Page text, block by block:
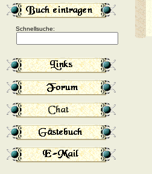
Schnellsuche: